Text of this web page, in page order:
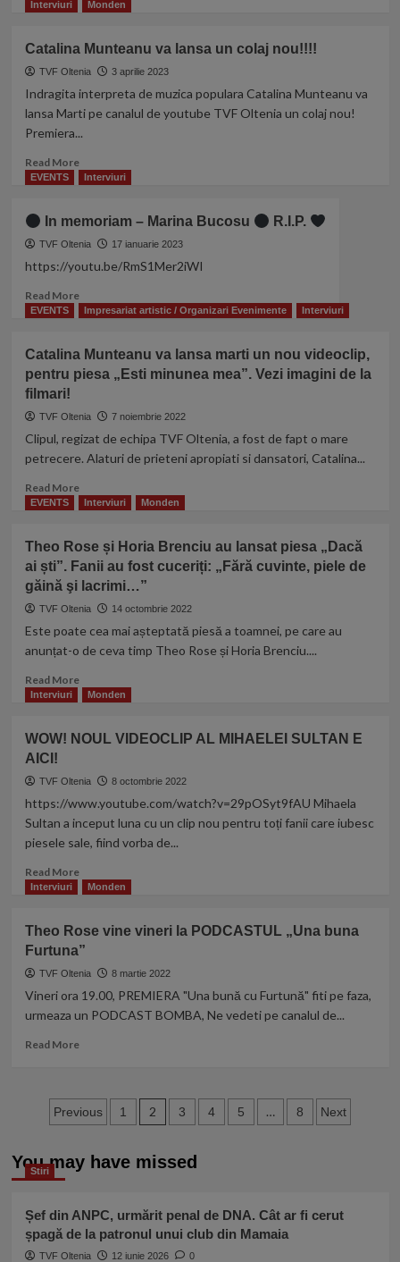
pe
canalul
de
youtube
TVF
Oltenia
more
Popa
va
lansa
un
nou
clip
canalul
TVF
Oltenia
Interviuri Monden
Catalina Munteanu va lansa un colaj nou!!!!
TVF Oltenia 3 aprilie 2023
Indragita interpreta de muzica populara Catalina Munteanu va
lansa Marti pe canalul de youtube TVF Oltenia un colaj nou!
Premiera...
Read MoreRead
more
Munteanu
va
lansa
colaj
nou!!!!
EVENTS Interviuri
In memoriam – Marina Bucosu R.I.P.
TVF Oltenia 17 ianuarie 2023
https://youtu.be/RmS1Mer2iWI
Read MoreRead
more
In
memoriam
Marina
R.I.P.
EVENTS Impresariat artistic / Organizari Evenimente Interviuri
Catalina Munteanu va lansa marti un nou videoclip,
pentru piesa „Esti minunea mea”. Vezi imagini de la
filmari!
TVF Oltenia 7 noiembrie 2022
Clipul, regizat de echipa TVF Oltenia, a fost de fapt o mare
petrecere. Alaturi de prieteni apropiati si dansatori, Catalina...
Read MoreRead
more
Munteanu
va
lansa
marti
nou
videoclip,
piesa
„Esti
mea”.
imagini
la
filmari!
EVENTS Interviuri Monden
Theo Rose și Horia Brenciu au lansat piesa „Dacă
ai ști”. Fanii au fost cuceriți: „Fără cuvinte, piele de
găină şi lacrimi…”
TVF Oltenia 14 octombrie 2022
Este poate cea mai așteptată piesă a toamnei, pe care au
anunțat-o de ceva timp Theo Rose și Horia Brenciu....
Read MoreRead
more
Rose
Horia
lansat
piesa
ai
ști”.
au
fost
cuceriți:
cuvinte,
piele
găină
Interviuri Monden
WOW! NOUL VIDEOCLIP AL MIHAELEI SULTAN E
AICI!
TVF Oltenia 8 octombrie 2022
https://www.youtube.com/watch?v=29pOSyt9fAU Mihaela
Sultan a inceput luna cu un clip nou pentru toți fanii care iubesc
piesele sale, fiind vorba de...
Read MoreRead
more
NOUL
VIDEOCLIP
AL
MIHAELEI
SULTAN
E
Interviuri Monden
Theo Rose vine vineri la PODCASTUL „Una buna
Furtuna”
TVF Oltenia 8 martie 2022
Vineri ora 19.00, PREMIERA "Una bună cu Furtună" fiti pe faza,
urmeaza un PODCAST BOMBA, Ne vedeti pe canalul de...
Read MoreRead
Rose
vine
la
buna
Furtuna”
Paginație
Previous 1 2 3 4 5 … 8 Next
You may have missed
Stiri
Șef din ANPC, urmărit penal de DNA. Cât ar fi cerut
șpagă de la patronul unui club din Mamaia
TVF Oltenia 12 iunie 2026 0